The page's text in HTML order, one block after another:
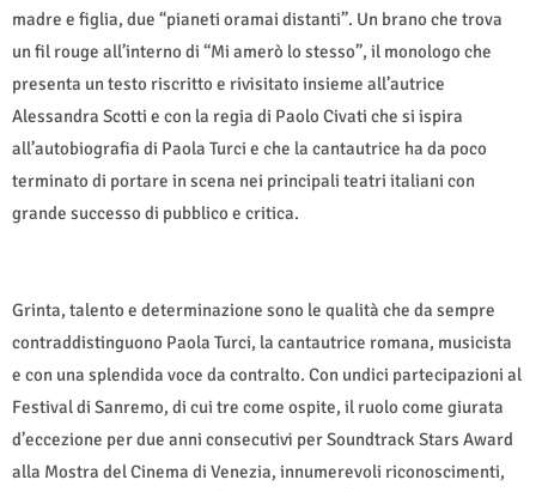
madre e figlia, due “pianeti oramai distanti”. Un brano che trova
un fil rouge all’interno di “Mi amerò lo stesso”, il monologo che
presenta un testo riscritto e rivisitato insieme all’autrice
Alessandra Scotti e con la regia di Paolo Civati che si ispira
all’autobiografia di Paola Turci e che la cantautrice ha da poco
terminato di portare in scena nei principali teatri italiani con
grande successo di pubblico e critica.
Grinta, talento e determinazione sono le qualità che da sempre
contraddistinguono Paola Turci, la cantautrice romana, musicista
e con una splendida voce da contralto. Con undici partecipazioni al
Festival di Sanremo, di cui tre come ospite, il ruolo come giurata
d’eccezione per due anni consecutivi per Soundtrack Stars Award
alla Mostra del Cinema di Venezia, innumerevoli riconoscimenti,